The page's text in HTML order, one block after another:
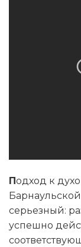
Подход к
серьезный:
успешно